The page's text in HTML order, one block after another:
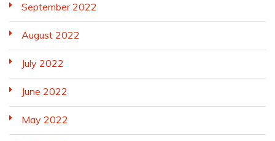
September 2022
August 2022
July 2022
June 2022
May 2022